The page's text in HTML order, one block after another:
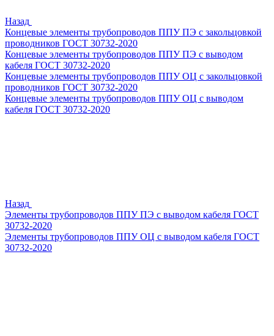
Назад
Концевые элементы трубопроводов ППУ ПЭ с закольцовкой
проводников ГОСТ 30732-2020
Концевые элементы трубопроводов ППУ ПЭ с выводом
кабеля ГОСТ 30732-2020
Концевые элементы трубопроводов ППУ ОЦ с закольцовкой
проводников ГОСТ 30732-2020
Концевые элементы трубопроводов ППУ ОЦ с выводом
кабеля ГОСТ 30732-2020
Назад
Элементы трубопроводов ППУ ПЭ с выводом кабеля ГОСТ
30732-2020
Элементы трубопроводов ППУ ОЦ с выводом кабеля ГОСТ
30732-2020